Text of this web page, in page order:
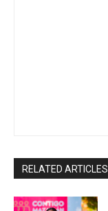
RELATED ARTICLES